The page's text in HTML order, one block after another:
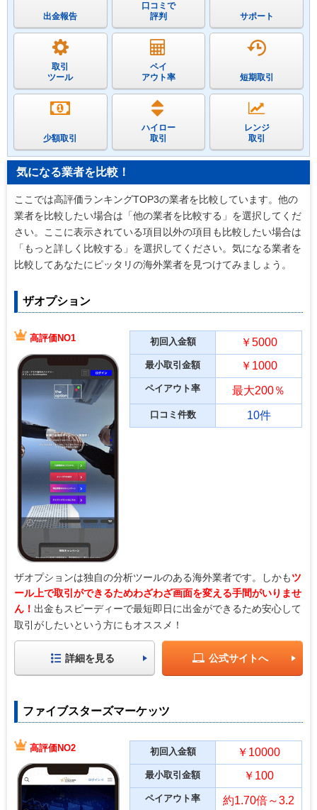
出金報告
口コミで
評判
サポート
取引
ツール
ペイ
アウト率
短期取引
少額取引
ハイロー
取引
レンジ
取引
気になる業者を比較！
ここでは高評価ランキングTOP3の業者を比較しています。他の
業者を比較したい場合は「他の業者を比較する」を選択してくだ
さい。ここに表示されている項目以外の項目も比較したい場合は
「もっと詳しく比較する」を選択してください。気になる業者を
比較してあなたにピッタリの海外業者を見つけてみましょう。
ザオプション
高評価NO1 初回入金額 ￥5000
最小取引金額 ￥1000
ペイアウト率 最大200％
口コミ件数 10件
ザオプションは独自の分析ツールのある海外業者です。しかもツ
ール上で取引ができるためわざわざ画面を変える手間がいりませ
ん！ 出金もスピーディーで最短即日に出金ができるため安心して
取引がしたいという方にもオススメ！
詳細を見る 公式サイトへ
ファイブスターズマーケッツ
高評価NO2 初回入金額 ￥10000
最小取引金額 ￥100
ペイアウト率
約1.70倍～3.2